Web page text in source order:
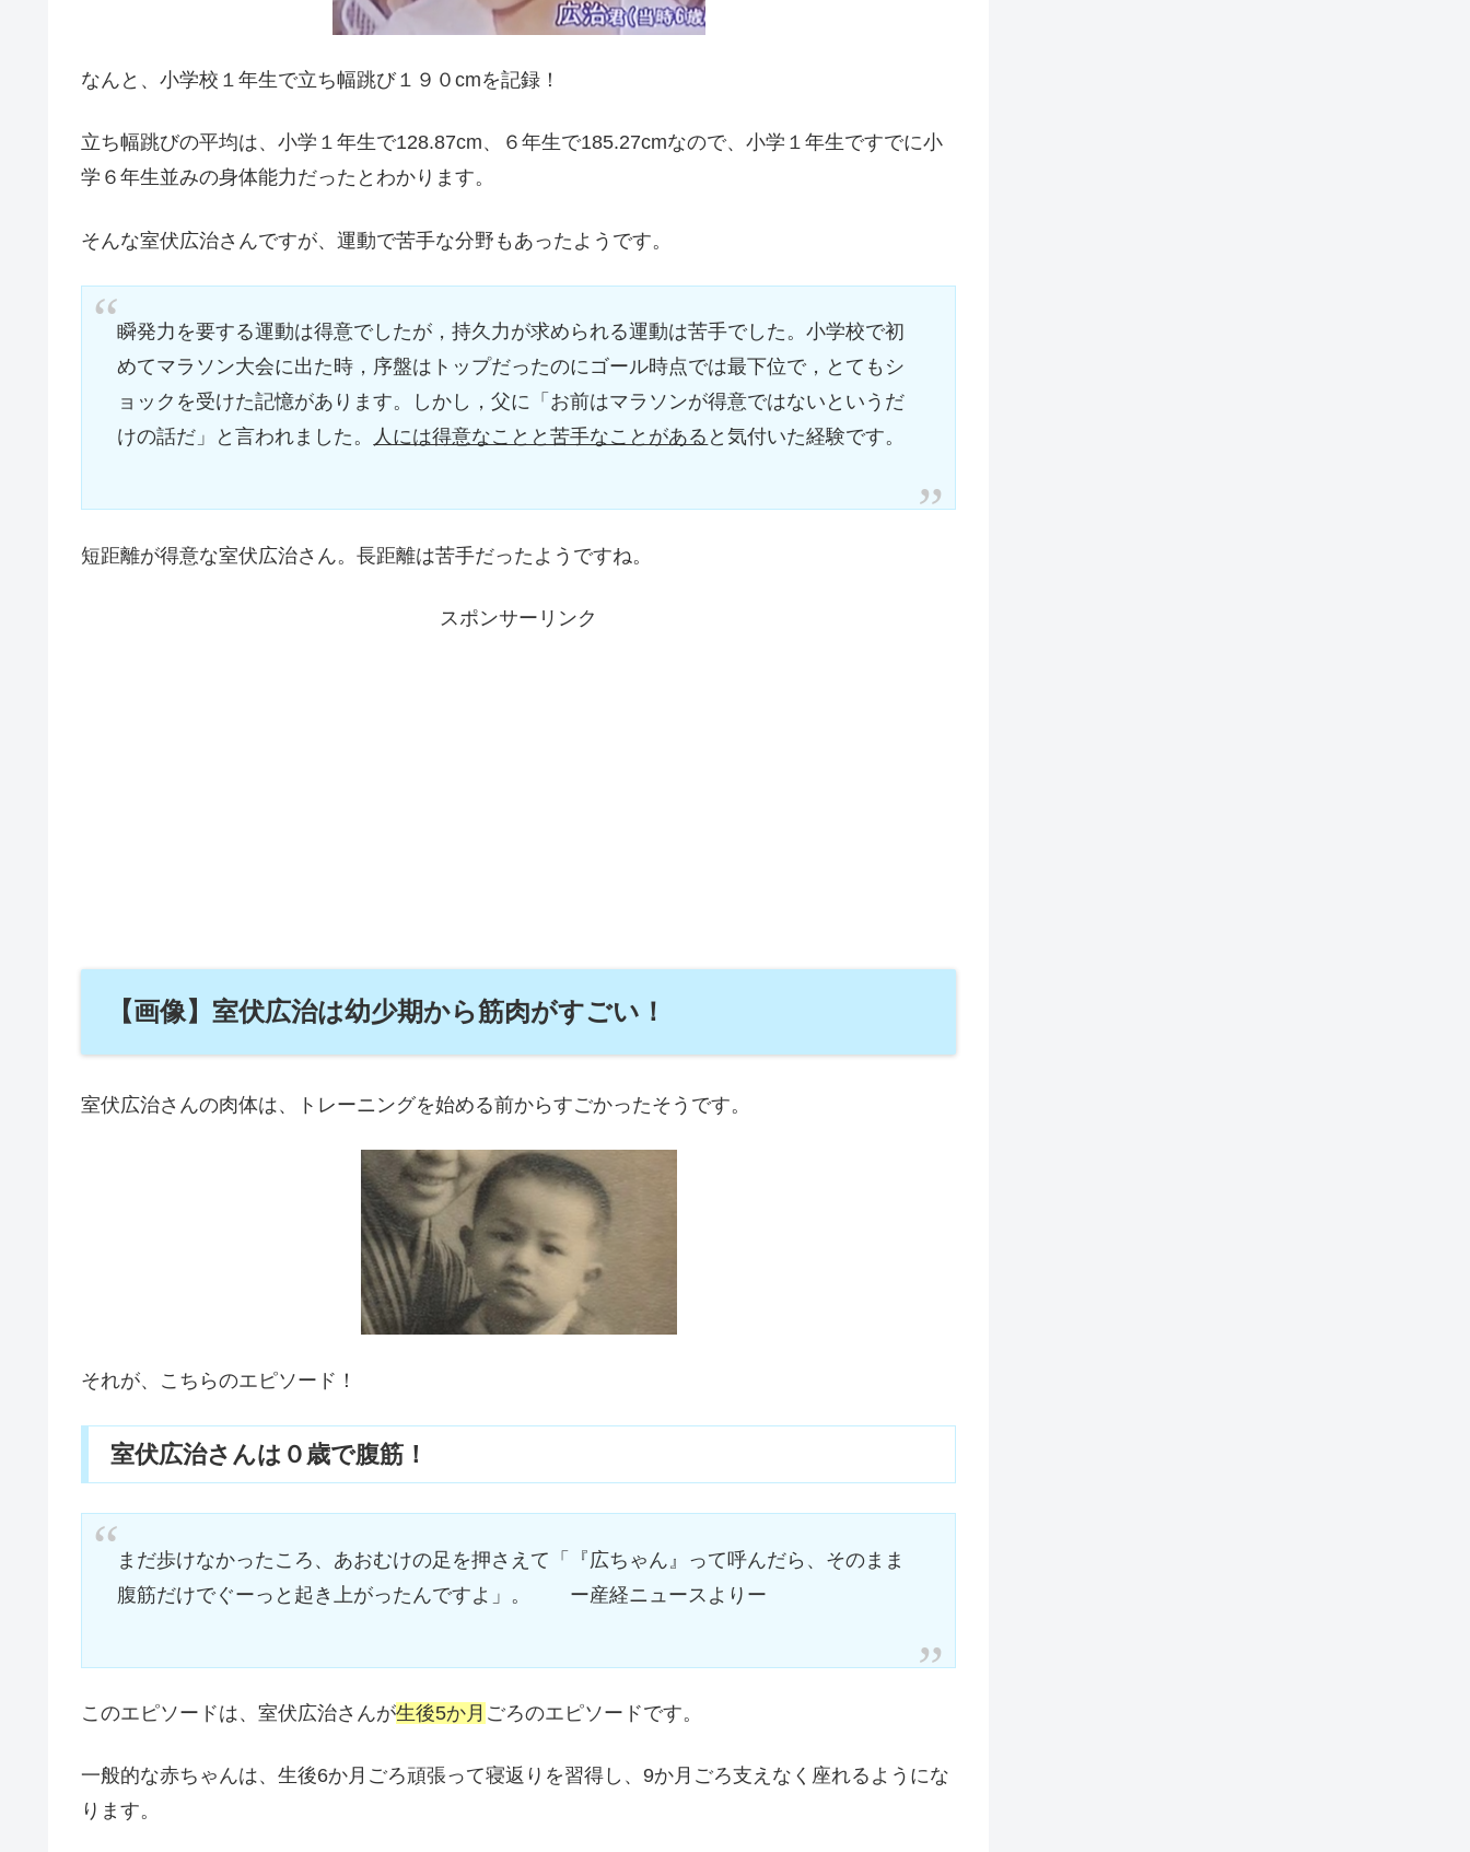
なんと、小学校１年生で立ち幅跳び１９０cmを記録！
立ち幅跳びの平均は、小学１年生で128.87cm、６年生で185.27cmなので、小学１年生ですでに小
学６年生並みの身体能力だったとわかります。
そんな室伏広治さんですが、運動で苦手な分野もあったようです。
瞬発力を要する運動は得意でしたが，持久力が求められる運動は苦手でした。小学校で初
めてマラソン大会に出た時，序盤はトップだったのにゴール時点では最下位で，とてもシ
ョックを受けた記憶があります。しかし，父に「お前はマラソンが得意ではないというだ
けの話だ」と言われました。
人には得意なことと苦手なことがある と気付いた経験です。
短距離が得意な室伏広治さん。長距離は苦手だったようですね。
スポンサーリンク
【画像】室伏広治は幼少期から筋肉がすごい！
室伏広治さんの肉体は、トレーニングを始める前からすごかったそうです。
それが、こちらのエピソード！
室伏広治さんは０歳で腹筋！
まだ歩けなかったころ、あおむけの足を押さえて「『広ちゃん』って呼んだら、そのまま
腹筋だけでぐーっと起き上がったんですよ」。 ー産経ニュースよりー
このエピソードは、室伏広治さんが生後5か月 ごろのエピソードです。
一般的な赤ちゃんは、生後6か月ごろ頑張って寝返りを習得し、9か月ごろ支えなく座れるようにな
ります。